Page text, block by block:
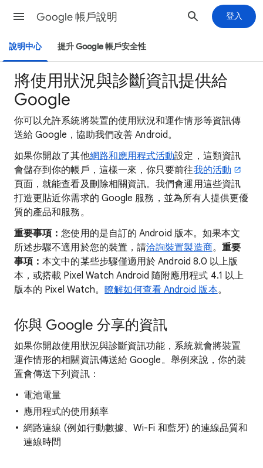
Google 帳戶說明 登入
說明中心 提升 Google 帳戶安全性
將使用狀況與診斷資訊提供給
Google
你可以允許系統將裝置的使用狀況和運作情形等資訊傳
送給 Google，協助我們改善 Android。
如果你開啟了其他網路和應用程式活動設定，這類資訊
會儲存到你的帳戶，這樣一來，你只要前往我的活動
頁面，就能查看及刪除相關資訊。我們會運用這些資訊
打造更貼近你需求的 Google 服務，並為所有人提供更優
質的產品和服務。
重要事項：您使用的是自訂的 Android 版本。如果本文
所述步驟不適用於您的裝置，請洽詢裝置製造商。 重要
事項：本文中的某些步驟僅適用於 Android 8.0 以上版
本，或搭載 Pixel Watch Android 隨附應用程式 4.1 以上
版本的 Pixel Watch。瞭解如何查看 Android 版本。
你與 Google 分享的資訊
如果你開啟使用狀況與診斷資訊功能，系統就會將裝置
運作情形的相關資訊傳送給 Google。舉例來說，你的裝
置會傳送下列資訊：
電池電量
應用程式的使用頻率
網路連線 (例如行動數據、Wi-Fi 和藍牙) 的連線品質和
連線時間